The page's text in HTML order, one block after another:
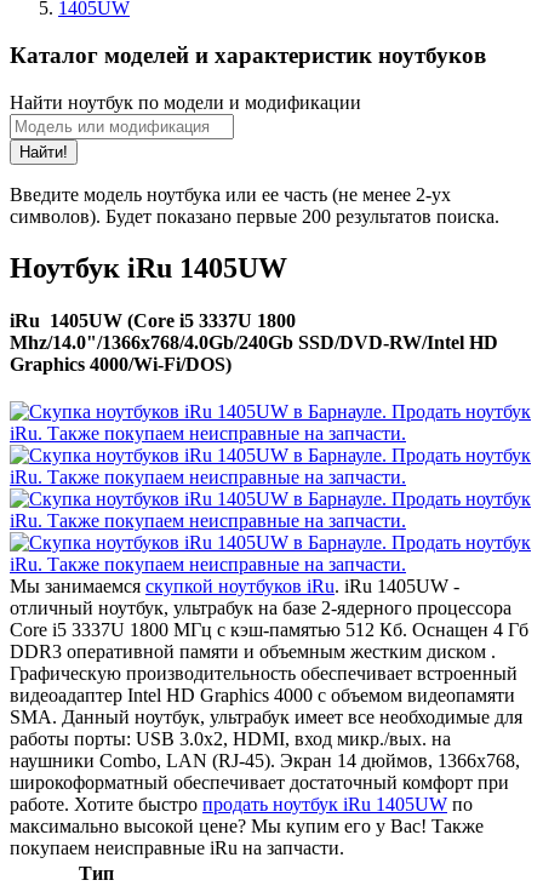
1405UW
Каталог моделей и характеристик ноутбуков
Найти ноутбук по модели и модификации
Найти!
Введите модель ноутбука или ее часть (не менее 2-ух
символов). Будет показано первые 200 результатов поиска.
Ноутбук iRu 1405UW
iRu 1405UW (Core i5 3337U 1800
Mhz/14.0"/1366x768/4.0Gb/240Gb SSD/DVD-RW/Intel HD
Graphics 4000/Wi-Fi/DOS)
Мы занимаемся скупкой ноутбуков iRu. iRu 1405UW -
отличный ноутбук, ультрабук на базе 2-ядерного процессора
Core i5 3337U 1800 МГц с кэш-памятью 512 Кб. Оснащен 4 Гб
DDR3 оперативной памяти и объемным жестким диском .
Графическую производительность обеспечивает встроенный
видеоадаптер Intel HD Graphics 4000 с объемом видеопамяти
SMA. Данный ноутбук, ультрабук имеет все необходимые для
работы порты: USB 3.0x2, HDMI, вход микр./вых. на
наушники Combo, LAN (RJ-45). Экран 14 дюймов, 1366x768,
широкоформатный обеспечивает достаточный комфорт при
работе. Хотите быстро продать ноутбук iRu 1405UW по
максимально высокой цене? Мы купим его у Вас! Также
покупаем неисправные iRu на запчасти.
Тип